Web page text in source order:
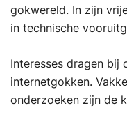
gokwereld. In zijn
in technische
Interesses dragen bij
internetgokken.
onderzoeken zijn de